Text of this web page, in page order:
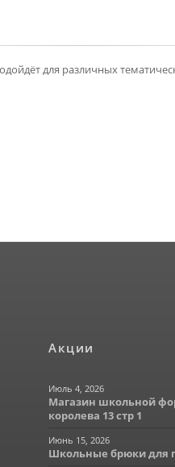
для различных
Акции
Июль 4, 2026
Магазин школьной
королева 13 стр 1
Июнь 15, 2026
Школьные брюки для